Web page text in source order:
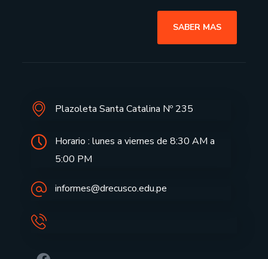
SABER MAS
Plazoleta Santa Catalina Nº 235
Horario : lunes a viernes de 8:30 AM a
5:00 PM
informes@drecusco.edu.pe